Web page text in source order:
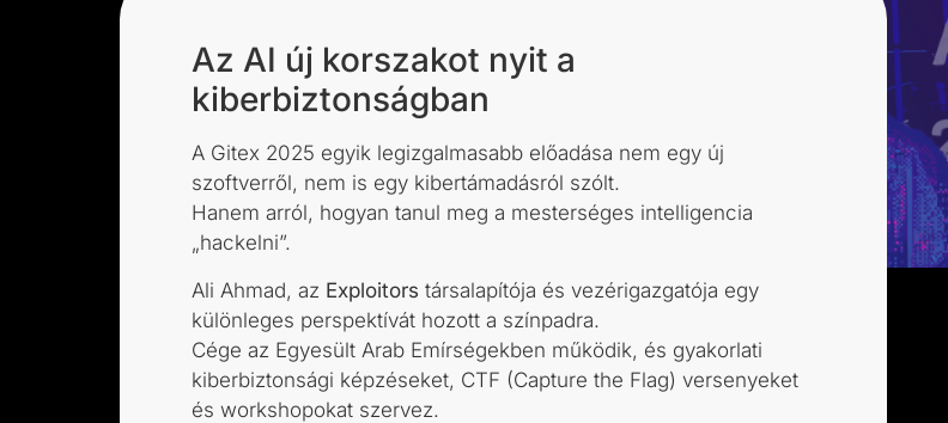
Az AI új korszakot nyit a
kiberbiztonságban
A Gitex 2025 egyik legizgalmasabb előadása nem egy új
szoftverről, nem is egy kibertámadásról szólt.
Hanem arról, hogyan tanul meg a mesterséges intelligencia
„hackelni”.
Ali Ahmad, az Exploitors társalapítója és vezérigazgatója egy
különleges perspektívát hozott a színpadra.
Cége az Egyesült Arab Emírségekben működik, és gyakorlati
kiberbiztonsági képzéseket, CTF (Capture the Flag) versenyeket
és workshopokat szervez.